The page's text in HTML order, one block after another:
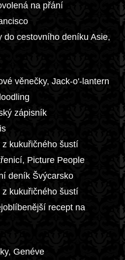
na přání
do cestovního deníku Asie,
věnečky, Jack-o'-lantern
zápisník
kukuřičného šustí
Picture People
deník Švýcarsko
kukuřičného šustí
recept na
Genéve